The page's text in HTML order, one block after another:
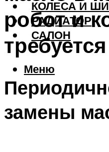
КОЛЕСА И
РАДИАТОР
САЛОН
Меню
робот и
замены